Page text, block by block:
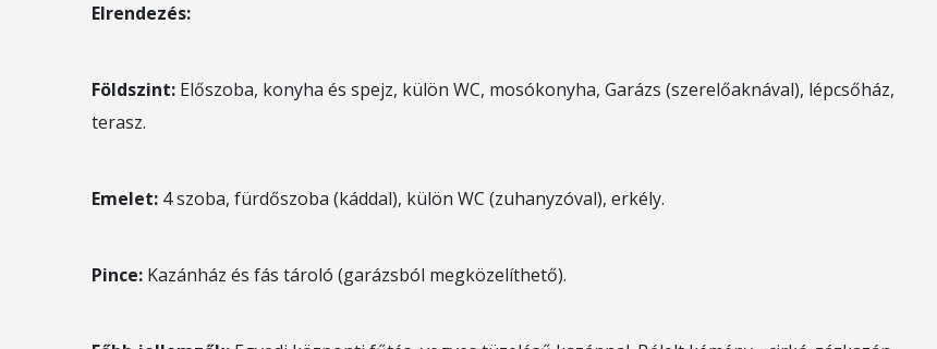
Elrendezés:
Földszint: Előszoba, konyha és spejz, külön WC, mosókonyha, Garázs (szerelőaknával), lépcsőház,
terasz.
Emelet: 4 szoba, fürdőszoba (káddal), külön WC (zuhanyzóval), erkély.
Pince: Kazánház és fás tároló (garázsból megközelíthető).